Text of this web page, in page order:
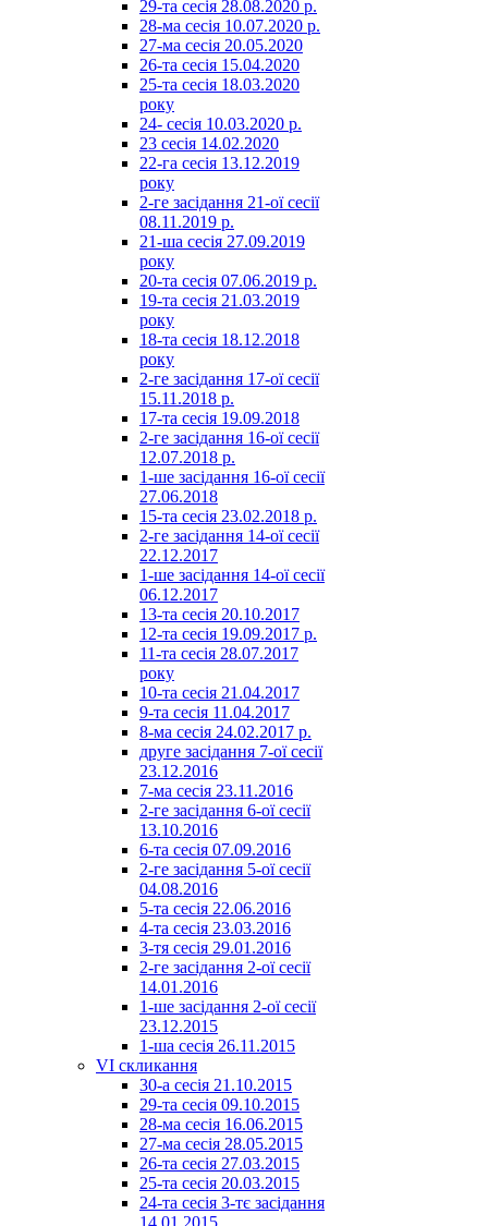
29-та сесія 28.08.2020 р.
28-ма сесія 10.07.2020 р.
27-ма сесія 20.05.2020
26-та сесія 15.04.2020
25-та сесія 18.03.2020
року
24- сесія 10.03.2020 р.
23 сесія 14.02.2020
22-га сесія 13.12.2019
року
2-ге засідання 21-ої сесії
08.11.2019 р.
21-ша сесія 27.09.2019
року
20-та сесія 07.06.2019 р.
19-та сесія 21.03.2019
року
18-та сесія 18.12.2018
року
2-ге засідання 17-ої сесії
15.11.2018 р.
17-та сесія 19.09.2018
2-ге засідання 16-ої сесії
12.07.2018 р.
1-ше засідання 16-ої сесії
27.06.2018
15-та сесія 23.02.2018 р.
2-ге засідання 14-ої сесії
22.12.2017
1-ше засідання 14-ої сесії
06.12.2017
13-та сесія 20.10.2017
12-та сесія 19.09.2017 р.
11-та сесія 28.07.2017
року
10-та сесія 21.04.2017
9-та сесія 11.04.2017
8-ма сесія 24.02.2017 р.
друге засідання 7-ої сесії
23.12.2016
7-ма сесія 23.11.2016
2-ге засідання 6-ої сесії
13.10.2016
6-та сесія 07.09.2016
2-ге засідання 5-ої сесії
04.08.2016
5-та сесія 22.06.2016
4-та сесія 23.03.2016
3-тя сесія 29.01.2016
2-ге засідання 2-ої сесії
14.01.2016
1-ше засідання 2-ої сесії
23.12.2015
1-ша сесія 26.11.2015
VI скликання
30-а сесія 21.10.2015
29-та сесія 09.10.2015
28-ма сесія 16.06.2015
27-ма сесія 28.05.2015
26-та сесія 27.03.2015
25-та сесія 20.03.2015
24-та сесія 3-тє засідання
14.01.2015